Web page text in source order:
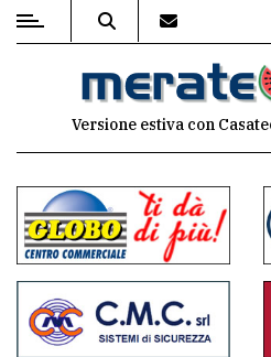
MENU
commenti
Contenuti
del
sito
Versione estiva con